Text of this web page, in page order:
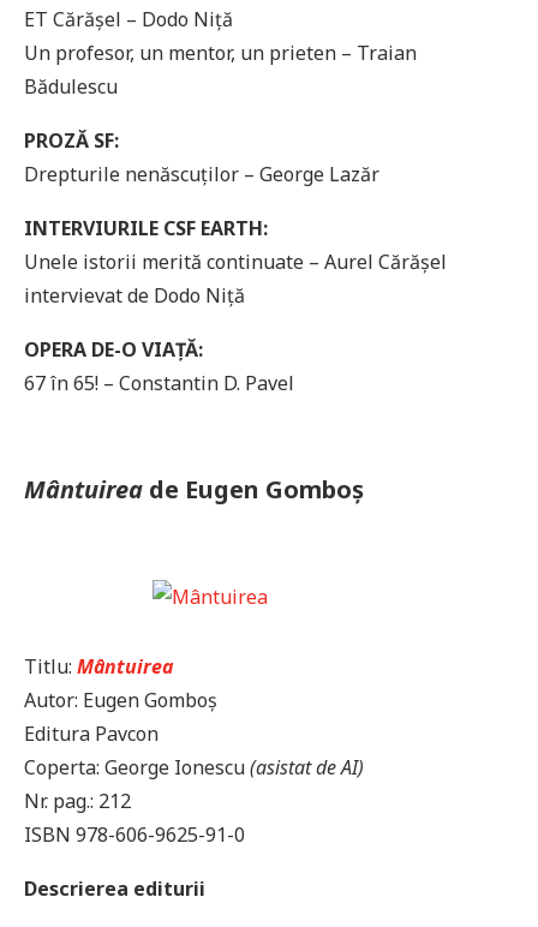
ET Cărășel – Dodo Niță
Un profesor, un mentor, un prieten – Traian
Bădulescu
PROZĂ SF:
Drepturile nenăscuților – George Lazăr
INTERVIURILE CSF EARTH:
Unele istorii merită continuate – Aurel Cărășel
intervievat de Dodo Niță
OPERA DE-O VIAȚĂ:
67 în 65! – Constantin D. Pavel
Mântuirea de Eugen Gomboș
Titlu: Mântuirea
Autor: Eugen Gomboș
Editura Pavcon
Coperta: George Ionescu(asistat de AI)
Nr. pag.: 212
ISBN 978-606-9625-91-0
Descrierea editurii